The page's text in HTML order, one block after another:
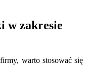
w zakresie
warto stosować się